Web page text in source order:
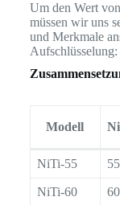
Um den Wert
müssen wir uns
und Merkmale
Aufschlüsselung:
Modell
NiTi-55
NiTi-60